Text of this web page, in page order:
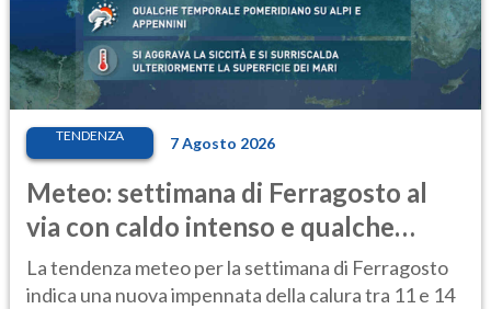
TENDENZA 7 Agosto 2026
Meteo: settimana di Ferragosto al
via con caldo intenso e qualche
temporale
La tendenza meteo per la settimana di Ferragosto
indica una nuova impennata della calura tra 11 e 14